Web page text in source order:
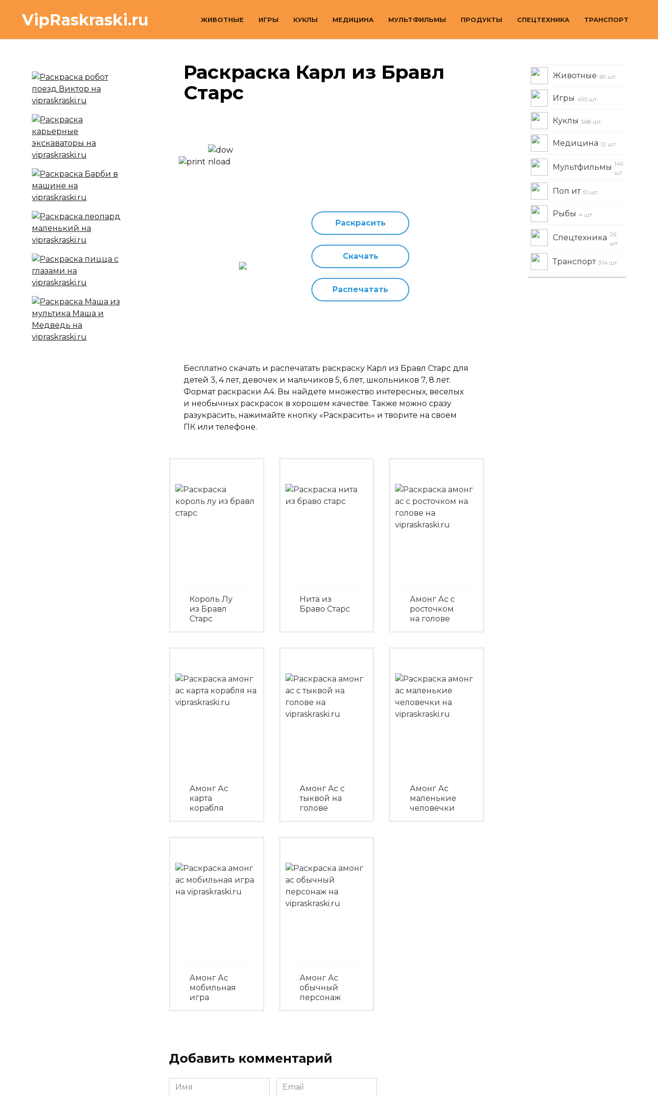
содержанию
VipRaskraski.ru ЖИВОТНЫЕ ИГРЫ КУКЛЫ МЕДИЦИНА МУЛЬТФИЛЬМЫ ПРОДУКТЫ СПЕЦТЕХНИКА ТРАНСПОРТ
Раскраска Карл из Бравл
Старс
Раскрасить
Скачать
Распечатать
Бесплатно скачать и распечатать раскраску Карл из Бравл Старс для
детей 3, 4 лет, девочек и мальчиков 5, 6 лет, школьников 7, 8 лет.
Формат раскраски А4. Вы найдете множество интересных, веселых
и необычных раскрасок в хорошем качестве. Также можно сразу
разукрасить, нажимайте кнопку «Раскрасить» и творите на своем
ПК или телефоне.
Король Лу
из Бравл
Старс
Нита из
Браво Старс
Амонг Ас с
росточком
на голове
Амонг Ас
карта
корабля
Амонг Ас с
тыквой на
голове
Амонг Ас
маленькие
человечки
Амонг Ас
мобильная
игра
Амонг Ас
обычный
персонаж
Добавить комментарий
Имя
Email
Животные 69 шт.
Игры 495 шт.
Куклы 568 шт.
Медицина 12 шт.
Мультфильмы 149
шт.
Поп ит 51 шт.
Рыбы 4 шт.
Спецтехника 26
шт.
Транспорт 314 шт.